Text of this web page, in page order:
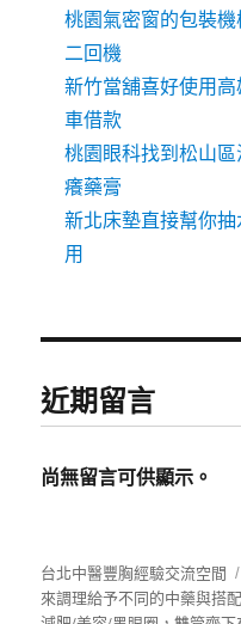
桃園氣密窗的包裝機
二回機
新竹當舖喜好使用
車借款
桃園眼科找到松山
癢藥膏
新北床墊直接幫你
用
近期留言
尚無留言可供顯示。
台北中醫豐胸經驗交流空間
來調理給予不同的中藥與搭